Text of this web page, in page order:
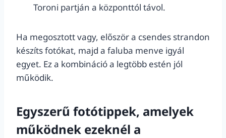
Toroni partján a központtól távol.
Ha megosztott vagy, először a csendes strandon
készíts fotókat, majd a faluba menve igyál
egyet. Ez a kombináció a legtöbb estén jól
működik.
Egyszerű fotótippek, amelyek
működnek ezeknél a